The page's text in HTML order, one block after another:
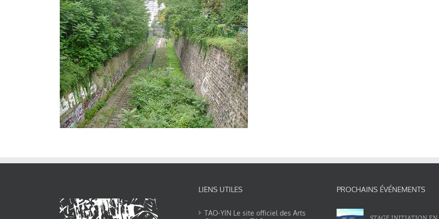
LIENS UTILES
TAO-YIN Le site officiel des Arts
PROCHAINS ÉVÉNEMENTS